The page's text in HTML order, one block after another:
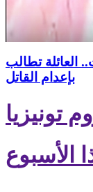
طفل الـ4 سنوات.. العائلة تطالب
بإعدام القاتل
تونيزيا
الأسبوع